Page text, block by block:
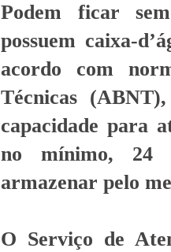
Podem ficar
possuem caixa-
acordo com
Técnicas
capacidade para
no mínimo, 24
armazenar pelo
O Serviço de